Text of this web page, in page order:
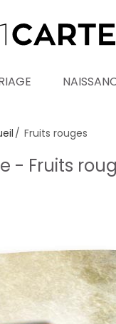
Fruits rouges
- Fruits